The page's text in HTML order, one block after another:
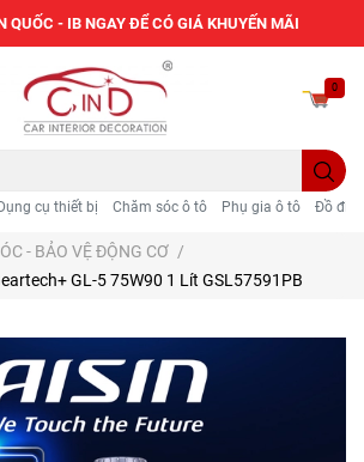
Dụng cụ thiết bị Chăm sóc ô tô Phụ gia ô tô Đồ
0
- BẢO VỆ ĐỘNG CƠ /
GL-5 75W90 1 Lít GSL57591PB
QUỐC - IB NGAY ĐỂ CÓ GIÁ KHUYẾN MÃI